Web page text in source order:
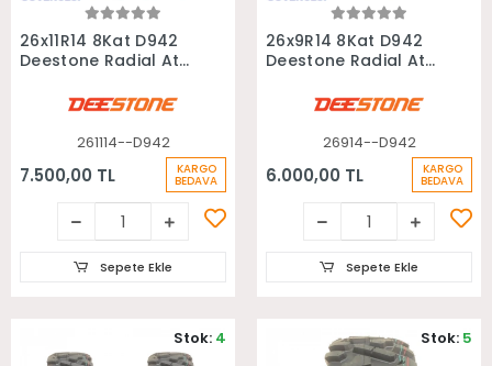
Sepete Ekle
26x11R14 8Kat D942
Deestone Radial Atv
261114--D942
7.500,00 TL KARGO
BEDAVA
Sepete Ekle
Sepete Ekle
26x9R14 8Kat D942
Deestone Radial Atv
26914--D942
6.000,00 TL KARGO
BEDAVA
Sepete Ekle
Stok: 4 Stok: 5